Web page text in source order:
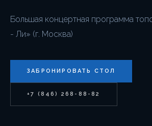
Большая концертная программа
- Ли» (г. Москва)
ЗАБРОНИРОВАТЬ СТОЛ
+7 (846) 268-88-82